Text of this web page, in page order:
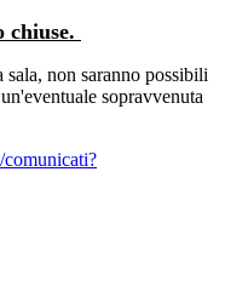
chiuse.
sala, non saranno possibili
sopravvenuta